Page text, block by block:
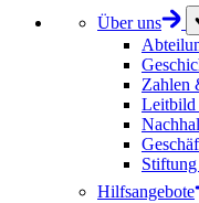
Über uns
Zahlen
Leitbild
Hilfsangebote